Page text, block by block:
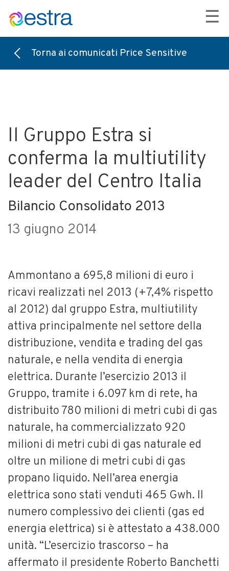
☰
Torna ai comunicati Price Sensitive
Il Gruppo Estra si
conferma la multiutility
leader del Centro Italia
Bilancio Consolidato 2013
13 giugno 2014
Ammontano a 695,8 milioni di euro i
ricavi realizzati nel 2013 (+7,4% rispetto
al 2012) dal gruppo Estra, multiutility
attiva principalmente nel settore della
distribuzione, vendita e trading del gas
naturale, e nella vendita di energia
elettrica. Durante l’esercizio 2013 il
Gruppo, tramite i 6.097 km di rete, ha
distribuito 780 milioni di metri cubi di gas
naturale, ha commercializzato 920
milioni di metri cubi di gas naturale ed
oltre un milione di metri cubi di gas
propano liquido. Nell’area energia
elettrica sono stati venduti 465 Gwh. Il
numero complessivo dei clienti (gas ed
energia elettrica) si è attestato a 438.000
unità. “L’esercizio trascorso – ha
affermato il presidente Roberto Banchetti